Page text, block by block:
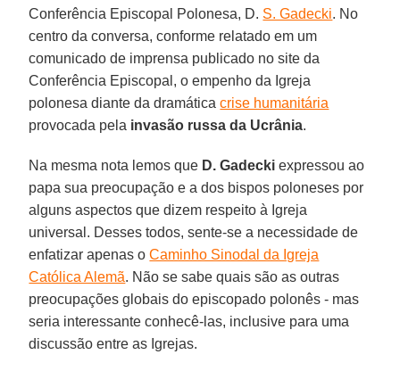
Conferência Episcopal Polonesa, D. S. Gadecki. No
centro da conversa, conforme relatado em um
comunicado de imprensa publicado no site da
Conferência Episcopal, o empenho da Igreja
polonesa diante da dramáticacrise humanitária
provocada pela invasão russa da Ucrânia.
Na mesma nota lemos que D. Gadecki expressou ao
papa sua preocupação e a dos bispos poloneses por
alguns aspectos que dizem respeito à Igreja
universal. Desses todos, sente-se a necessidade de
enfatizar apenas oCaminho Sinodal da Igreja
Católica Alemã. Não se sabe quais são as outras
preocupações globais do episcopado polonês - mas
seria interessante conhecê-las, inclusive para uma
discussão entre as Igrejas.